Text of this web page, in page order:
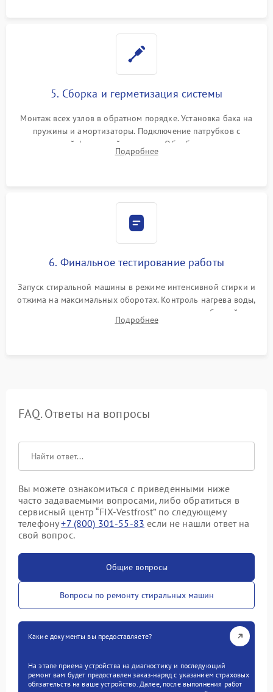
5. Сборка и герметизация системы
Монтаж всех узлов в обратном порядке. Установка бака на
пружины и амортизаторы. Подключение патрубков с
надежной фиксацией хомутами. Обработка стыков
герметиком для предотвращения возможных протечек воды.
Подробнее
6. Финальное тестирование работы
Запуск стиральной машины в режиме интенсивной стирки и
отжима на максимальных оборотах. Контроль нагрева воды,
корректности слива, отсутствия излишних вибраций,
посторонних стуков и протечек под корпусом.
Подробнее
FAQ. Ответы на вопросы
Вы можете ознакомиться с приведенными ниже
часто задаваемыми вопросами, либо обратиться в
сервисный центр “FIX-Vestfrost” по следующему
телефону+7 (800) 301-55-83 если не нашли ответ на
свой вопрос.
Общие вопросы
Вопросы по ремонту стиральных машин
Какие документы вы предоставляете?
На этапе приема устройства на диагностику и последующий
ремонт вам будет предоставлен заказ-наряд с указанием страховых
обязательств на ваше устройство. Далее, после выполнения работ